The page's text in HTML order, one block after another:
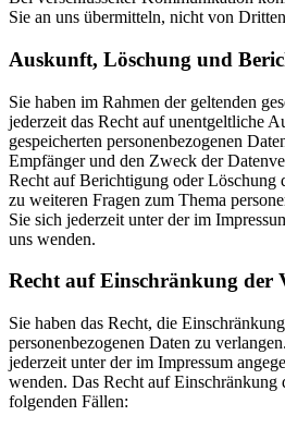
Sie an uns übermitteln, nicht von
Auskunft, Löschung und
Sie haben im Rahmen der geltenden
jederzeit das Recht auf unentgeltliche
gespeicherten personenbezogenen
Empfänger und den Zweck der
Recht auf Berichtigung oder Löschung
zu weiteren Fragen zum Thema
Sie sich jederzeit unter der im
uns wenden.
Recht auf Einschränkung der
Sie haben das Recht, die
personenbezogenen Daten zu
jederzeit unter der im Impressum
wenden. Das Recht auf Einschränkung
folgenden Fällen: